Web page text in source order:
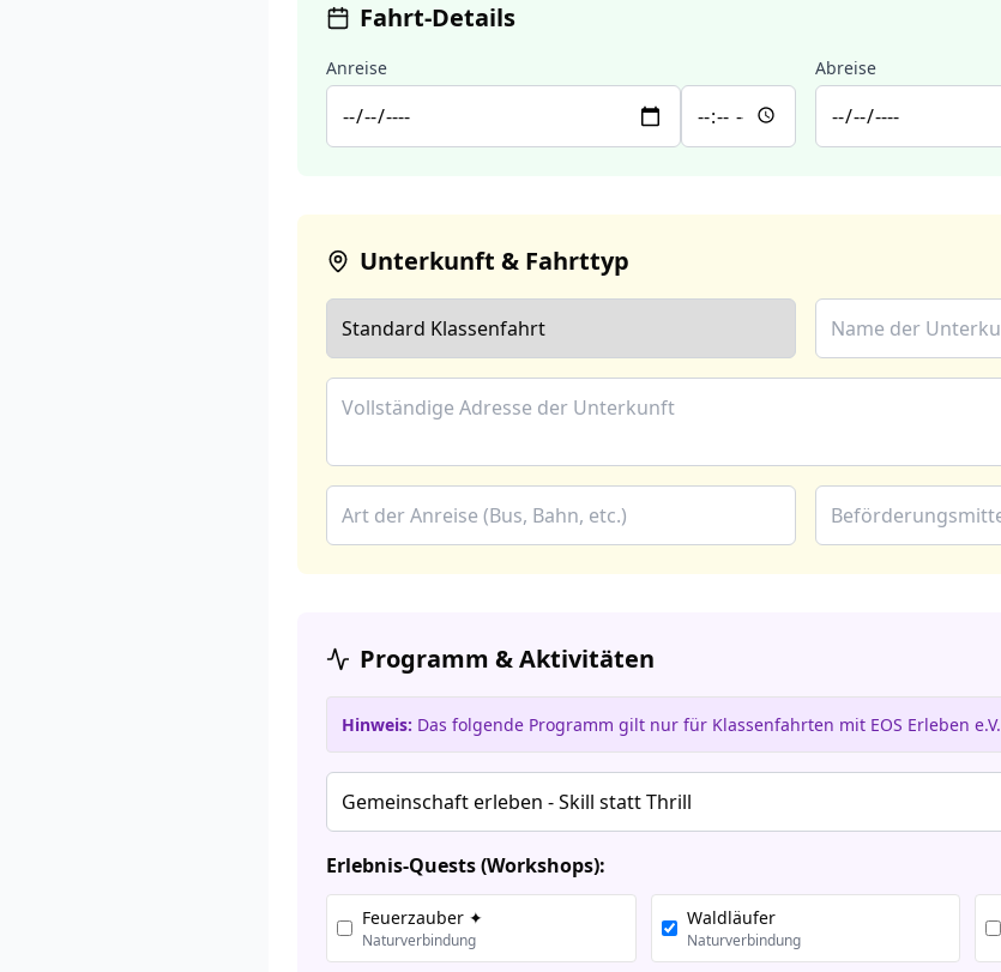
Fahrt-Details
Anreise Abreise
Unterkunft & Fahrttyp
Programm & Aktivitäten
Hinweis: Das folgende Programm gilt nur für Klassenfahrten mit EOS Erleben e.V.
Erlebnis-Quests (Workshops):
Feuerzauber ✦
Naturverbindung
Waldläufer
Naturverbindung